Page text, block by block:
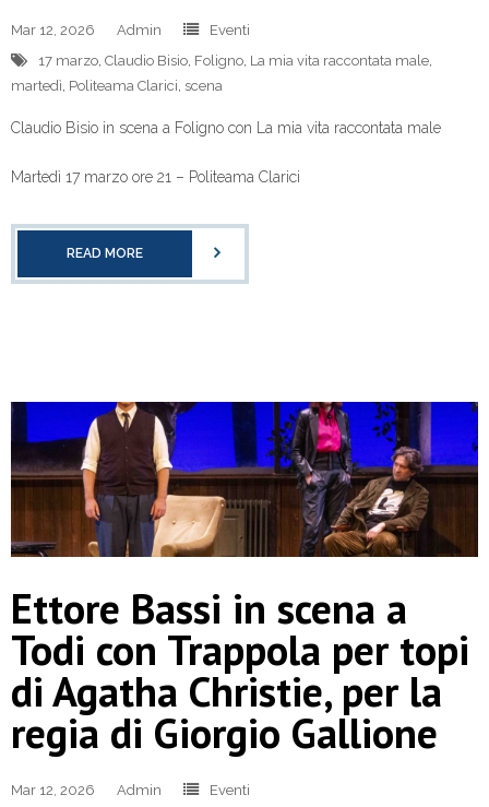
Mar 12, 2026 Admin
Eventi
17 marzo Claudio Bisio Foligno La mia vita raccontata male
martedì Politeama Clarici scena
Claudio Bisio in scena a Foligno con La mia vita raccontata male
Martedì 17 marzo ore 21 – Politeama Clarici
READ MORE
Ettore Bassi in scena a
Todi con Trappola per topi
di Agatha Christie, per la
regia di Giorgio Gallione
Mar 12, 2026 Admin
Eventi